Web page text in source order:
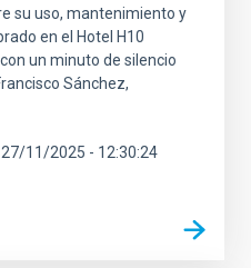
su uso, mantenimiento y
en el Hotel H10
un minuto de silencio
Sánchez,
27/11/2025 - 12:30:24